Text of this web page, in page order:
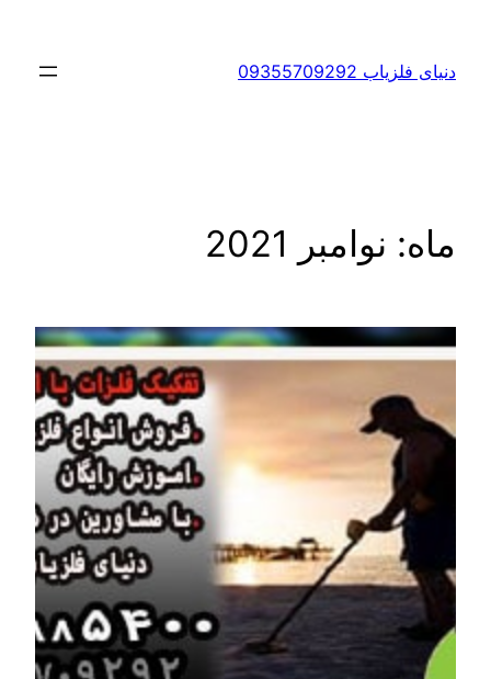
محتوادنیای فلزیاب 09355709292
ماه: نوامبر 2021